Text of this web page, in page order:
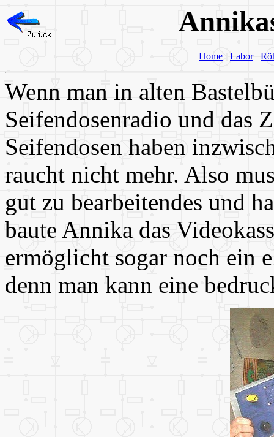
Home Labor
Wenn man in alten
Seifendosenradio und das
Seifendosen haben
raucht nicht mehr. Also
gut zu bearbeitendes und
baute Annika das
ermöglicht sogar noch ein
denn man kann eine